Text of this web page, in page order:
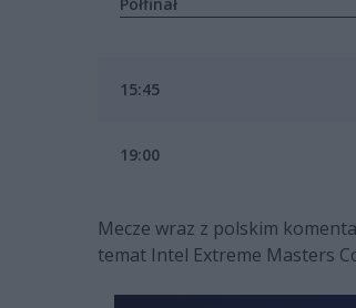
15:45
19:00
Mecze wraz z polskim
temat Intel Extreme Masters